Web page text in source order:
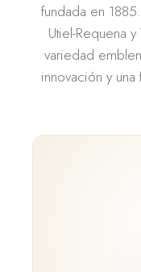
fundada en
Utiel-Requena
variedad
innovación y